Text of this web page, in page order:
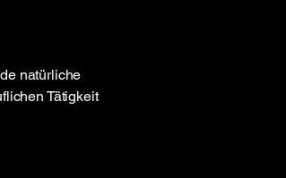
natürliche
Tätigkeit